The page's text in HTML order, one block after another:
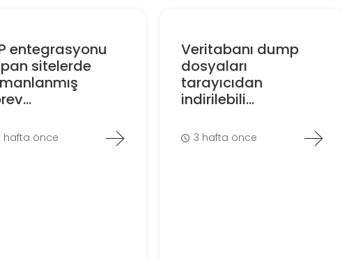
entegrasyonu
sitelerde
hafta önce
Veritabanı dump
dosyaları
tarayıcıdan
indirilebili...
3 hafta önce